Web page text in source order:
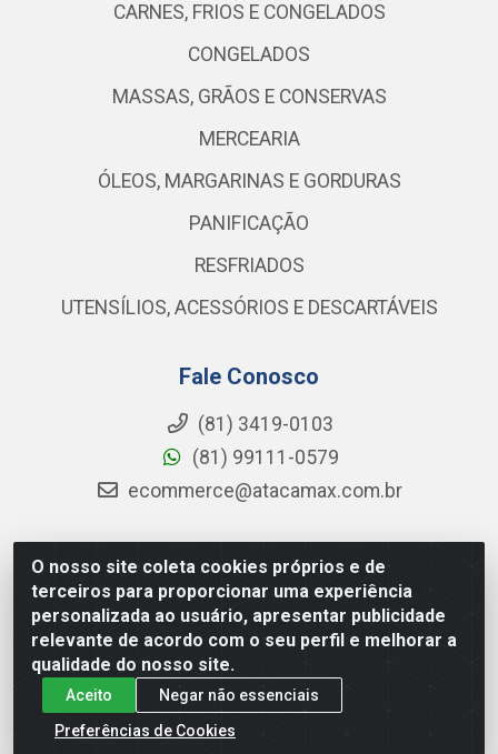
O nosso site coleta cookies próprios e de
terceiros para proporcionar uma experiência
personalizada ao usuário, apresentar publicidade
relevante de acordo com o seu perfil e melhorar a
qualidade do nosso site.
Aceito
Negar não essenciais
Preferências de Cookies
CARNES, FRIOS E CONGELADOS
CONGELADOS
MASSAS, GRÃOS E CONSERVAS
MERCEARIA
ÓLEOS, MARGARINAS E GORDURAS
PANIFICAÇÃO
RESFRIADOS
UTENSÍLIOS, ACESSÓRIOS E DESCARTÁVEIS
Fale Conosco
(81) 3419-0103
(81) 99111-0579
ecommerce@atacamax.com.br
Atacamax Importadora de Alimentos LTDA - RODOVIA BR-
101 - SUL, KM 79,60 GP E GALPAO:D - Muribeca, Jaboatão dos
Guararapes - PE, 54355-010 - CNPJ 08.305.623/0001-84